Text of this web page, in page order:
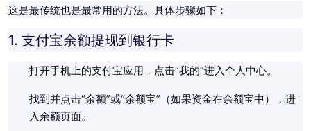
这是最传统也是最常用的方法。具体步骤如下：
1. 支付宝余额提现到银行卡
打开手机上的支付宝应用，点击“我的”进入个人中心。
找到并点击“余额”或“余额宝”（如果资金在余额宝中），进
入余额页面。